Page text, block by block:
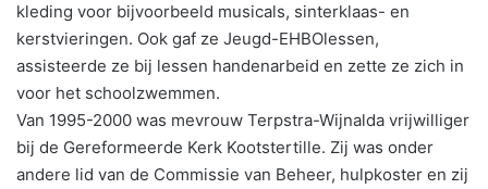
kleding voor bijvoorbeeld musicals, sinterklaas- en
kerstvieringen. Ook gaf ze Jeugd-EHBOlessen,
assisteerde ze bij lessen handenarbeid en zette ze zich in
voor het schoolzwemmen.
Van 1995-2000 was mevrouw Terpstra-Wijnalda vrijwilliger
bij de Gereformeerde Kerk Kootstertille. Zij was onder
andere lid van de Commissie van Beheer, hulpkoster en zij